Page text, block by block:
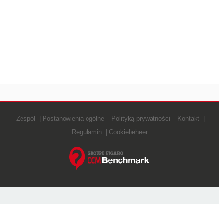
Zespół Postanowienia ogólne Polityką prywatności
Kontakt
Regulamin
Cookiebeheer